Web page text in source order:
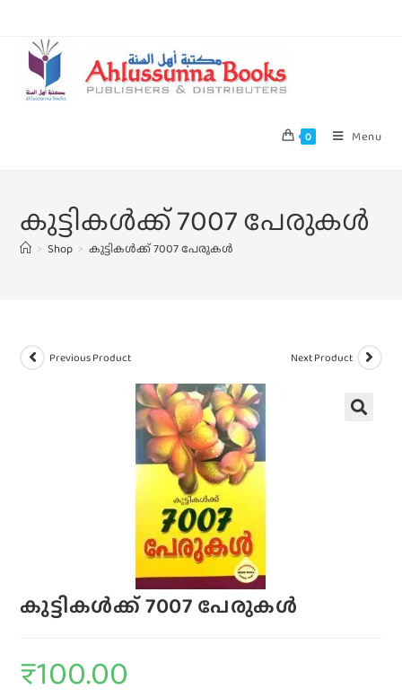
0 Menu
കുട്ടികള്‍ക്ക്‌ 7007 പേരുകള്‍
> Shop > കുട്ടികള്‍ക്ക്‌ 7007 പേരുകള്‍
Previous Product Next Product
കുട്ടികള്‍ക്ക്‌ 7007 പേരുകള്‍
₹100.00